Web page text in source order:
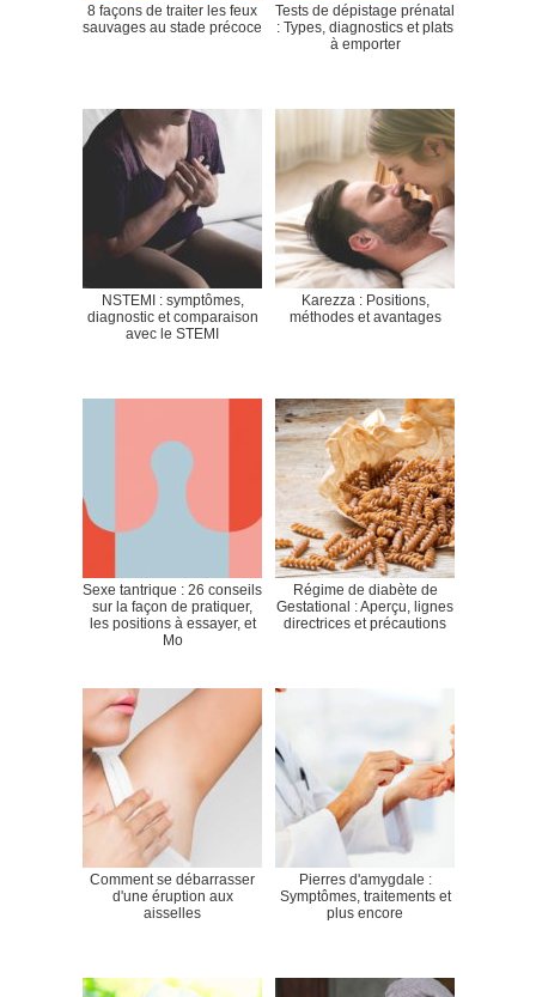
8 façons de traiter les feux
sauvages au stade précoce
Tests de dépistage prénatal
: Types, diagnostics et plats
à emporter
NSTEMI : symptômes,
diagnostic et comparaison
avec le STEMI
Karezza : Positions,
méthodes et avantages
Sexe tantrique : 26 conseils
sur la façon de pratiquer,
les positions à essayer, et
Mo
Régime de diabète de
Gestational : Aperçu, lignes
directrices et précautions
Comment se débarrasser
d'une éruption aux
aisselles
Pierres d'amygdale :
Symptômes, traitements et
plus encore